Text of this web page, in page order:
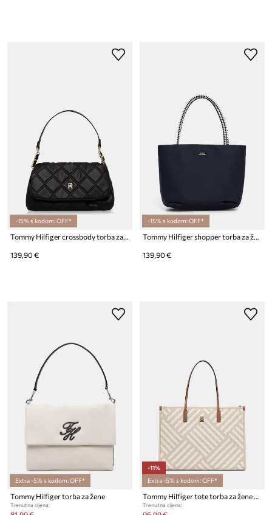
-15% s kodom: OFF*
Tommy Hilfiger crossbody torba za žene
139,90 €
-15% s kodom: OFF*
Tommy Hilfiger shopper torba za žene
139,90 €
Extra -5% s kodom: OFF*
Tommy Hilfiger torba za žene
Trenutna cijena:
-11%
Extra -5% s kodom: OFF*
Tommy Hilfiger tote torba za žene od imitacije kože
Trenutna cijena: